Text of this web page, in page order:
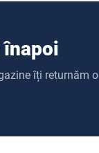
îți returnăm o